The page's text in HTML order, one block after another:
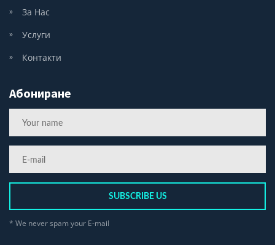
За Нас
Услуги
Контакти
Абониране
SUBSCRIBE US
* We never spam your E-mail